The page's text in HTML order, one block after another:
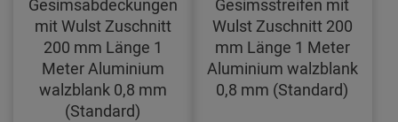
Gesimsabdeckungen
mit Wulst Zuschnitt
200 mm Länge 1
Meter Aluminium
walzblank 0,8 mm
(Standard)
Gesimsstreifen mit
Wulst Zuschnitt 200
mm Länge 1 Meter
Aluminium walzblank
0,8 mm (Standard)